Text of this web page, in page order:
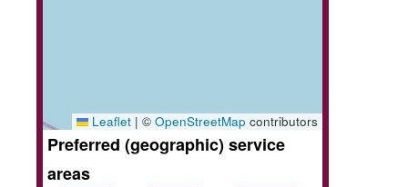
Leaflet | © OpenStreetMap contributors
Preferred (geographic) service
areas